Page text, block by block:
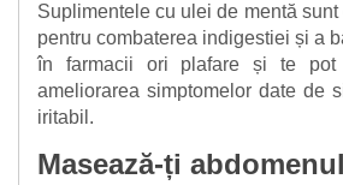
Suplimentele cu ulei de mentă
pentru combaterea indigestiei și a
în farmacii ori plafare și te
ameliorarea simptomelor date de
iritabil.
Masează-ți abdomenul